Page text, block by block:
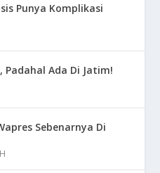
Punya Komplikasi
Padahal Ada Di Jatim!
Sebenarnya Di